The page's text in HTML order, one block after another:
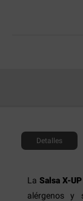
Detalles
La Salsa X-
alérgenos y